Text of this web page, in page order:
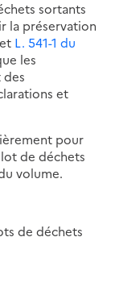
sortants
la préservation
et L. 541-1 du
les
et
pour
de déchets
volume.
de déchets